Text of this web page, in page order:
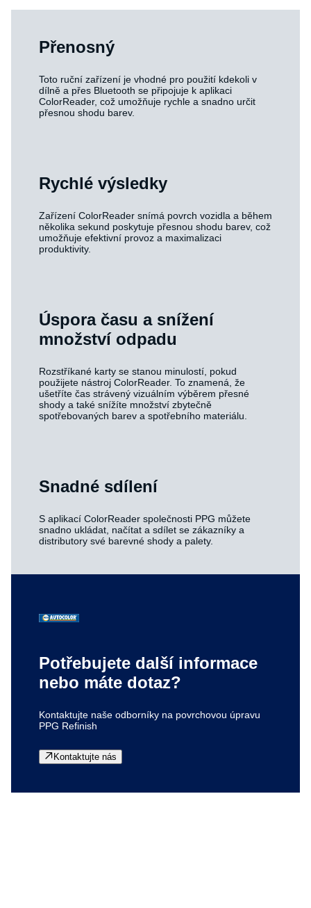
Přenosný
Toto ruční zařízení je vhodné pro použití kdekoli v
dílně a přes Bluetooth se připojuje k aplikaci
ColorReader, což umožňuje rychle a snadno určit
přesnou shodu barev.
Rychlé výsledky
Zařízení ColorReader snímá povrch vozidla a během
několika sekund poskytuje přesnou shodu barev, což
umožňuje efektivní provoz a maximalizaci
produktivity.
Úspora času a snížení
množství odpadu
Rozstříkané karty se stanou minulostí, pokud
použijete nástroj ColorReader. To znamená, že
ušetříte čas strávený vizuálním výběrem přesné
shody a také snížíte množství zbytečně
spotřebovaných barev a spotřebního materiálu.
Snadné sdílení
S aplikací ColorReader společnosti PPG můžete
snadno ukládat, načítat a sdílet se zákazníky a
distributory své barevné shody a palety.
Potřebujete další informace
nebo máte dotaz?
Kontaktujte naše odborníky na povrchovou úpravu
PPG Refinish
Kontaktujte nás